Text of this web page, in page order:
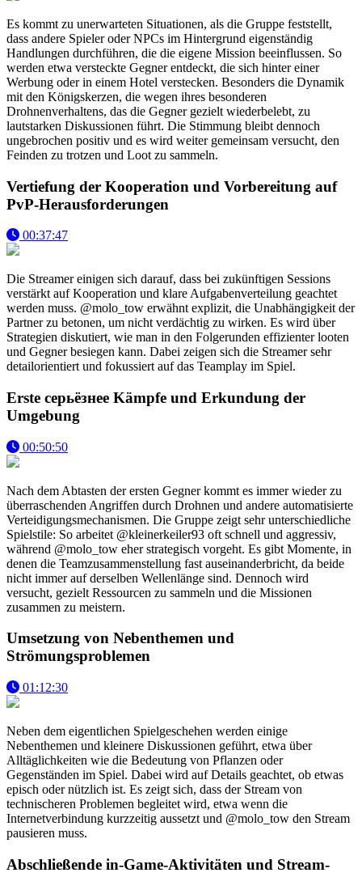
Es kommt zu unerwarteten Situationen, als die Gruppe feststellt,
dass andere Spieler oder NPCs im Hintergrund eigenständig
Handlungen durchführen, die die eigene Mission beeinflussen. So
werden etwa versteckte Gegner entdeckt, die sich hinter einer
Werbung oder in einem Hotel verstecken. Besonders die Dynamik
mit den Königskerzen, die wegen ihres besonderen
Drohnenverhaltens, das die Gegner gezielt wiederbelebt, zu
lautstarken Diskussionen führt. Die Stimmung bleibt dennoch
ungebrochen positiv und es wird weiter gemeinsam versucht, den
Feinden zu trotzen und Loot zu sammeln.
Vertiefung der Kooperation und Vorbereitung auf
PvP-Herausforderungen
00:37:47
Die Streamer einigen sich darauf, dass bei zukünftigen Sessions
verstärkt auf Kooperation und klare Aufgabenverteilung geachtet
werden muss. @molo_tow erwähnt explizit, die Unabhängigkeit der
Partner zu betonen, um nicht verdächtig zu wirken. Es wird über
Strategien diskutiert, wie man in den Folgerunden effizienter looten
und Gegner besiegen kann. Dabei zeigen sich die Streamer sehr
detailorientiert und fokussiert auf das Teamplay im Spiel.
Erste серьёзнее Kämpfe und Erkundung der
Umgebung
00:50:50
Nach dem Abtasten der ersten Gegner kommt es immer wieder zu
überraschenden Angriffen durch Drohnen und andere automatisierte
Verteidigungsmechanismen. Die Gruppe zeigt sehr unterschiedliche
Spielstile: So arbeitet @kleinerkeiler93 oft schnell und aggressiv,
während @molo_tow eher strategisch vorgeht. Es gibt Momente, in
denen die Teamzusammenstellung fast auseinanderbricht, da beide
nicht immer auf derselben Wellenlänge sind. Dennoch wird
versucht, gezielt Ressourcen zu sammeln und die Missionen
zusammen zu meistern.
Umsetzung von Nebenthemen und
Strömungsproblemen
01:12:30
Neben dem eigentlichen Spielgeschehen werden einige
Nebenthemen und kleinere Diskussionen geführt, etwa über
Alltäglichkeiten wie die Bedeutung von Pflanzen oder
Gegenständen im Spiel. Dabei wird auf Details geachtet, ob etwas
episch oder nützlich ist. Es zeigt sich, dass der Stream von
technischeren Problemen begleitet wird, etwa wenn die
Internetverbindung kurzzeitig aussetzt und @molo_tow den Stream
pausieren muss.
Abschließende in-Game-Aktivitäten und Stream-